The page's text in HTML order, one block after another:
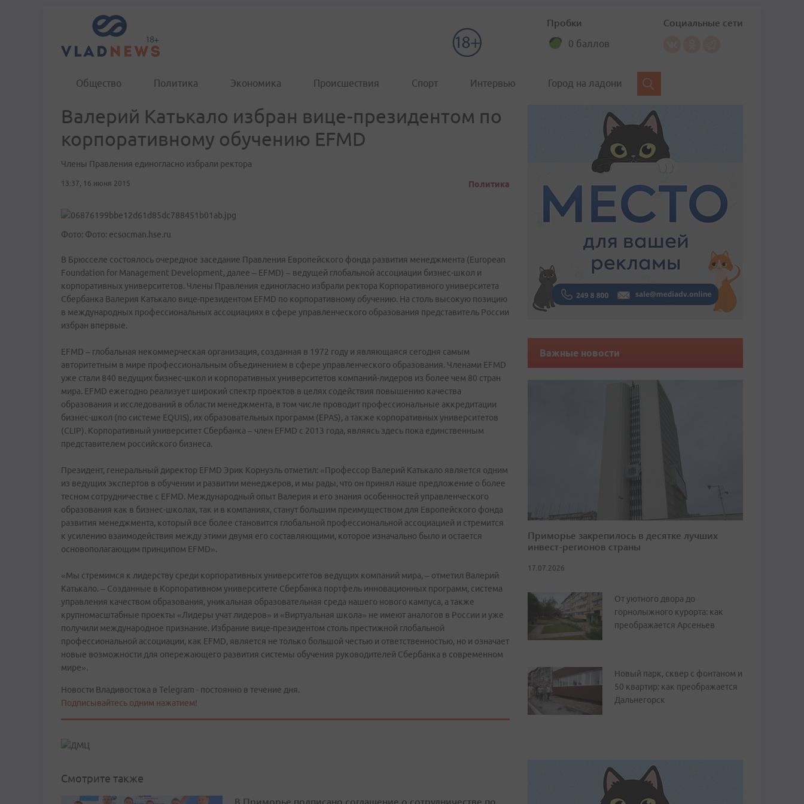
Пробки
0 баллов
Социальные сети
Общество Политика Экономика Происшествия Спорт Интервью Город на ладони
Валерий Катькало избран вице-президентом по
корпоративному обучению EFMD
Члены Правления единогласно избрали ректора
13:37, 16 июня 2015 Политика
Фото: Фото: ecsocman.hse.ru
В Брюсселе состоялось очередное заседание Правления Европейского фонда развития менеджмента (European
Foundation for Management Development, далее – EFMD) – ведущей глобальной ассоциации бизнес-школ и
корпоративных университетов. Члены Правления единогласно избрали ректора Корпоративного университета
Сбербанка Валерия Катькало вице-президентом EFMD по корпоративному обучению. На столь высокую позицию
в международных профессиональных ассоциациях в сфере управленческого образования представитель России
избран впервые.
EFMD – глобальная некоммерческая организация, созданная в 1972 году и являющаяся сегодня самым
авторитетным в мире профессиональным объединением в сфере управленческого образования. Членами EFMD
уже стали 840 ведущих бизнес-школ и корпоративных университетов компаний-лидеров из более чем 80 стран
мира. EFMD ежегодно реализует широкий спектр проектов в целях содействия повышению качества
образования и исследований в области менеджмента, в том числе проводит профессиональные аккредитации
бизнес-школ (по системе EQUIS), их образовательных программ (EPAS), а также корпоративных университетов
(CLIP). Корпоративный университет Сбербанка – член EFMD с 2013 года, являясь здесь пока единственным
представителем российского бизнеса.
Президент, генеральный директор EFMD Эрик Корнуэль отметил: «Профессор Валерий Катькало является одним
из ведущих экспертов в обучении и развитии менеджеров, и мы рады, что он принял наше предложение о более
тесном сотрудничестве с EFMD. Международный опыт Валерия и его знания особенностей управленческого
образования как в бизнес-школах, так и в компаниях, станут большим преимуществом для Европейского фонда
развития менеджмента, который все более становится глобальной профессиональной ассоциацией и стремится
к усилению взаимодействия между этими двумя его составляющими, которое изначально было и остается
основополагающим принципом EFMD».
«Мы стремимся к лидерству среди корпоративных университетов ведущих компаний мира, – отметил Валерий
Катькало. – Созданные в Корпоративном университете Сбербанка портфель инновационных программ, система
управления качеством образования, уникальная образовательная среда нашего нового кампуса, а также
крупномасштабные проекты «Лидеры учат лидеров» и «Виртуальная школа» не имеют аналогов в России и уже
получили международное признание. Избрание вице-президентом столь престижной глобальной
профессиональной ассоциации, как EFMD, является не только большой честью и ответственностью, но и означает
новые возможности для опережающего развития системы обучения руководителей Сбербанка в современном
мире».
Новости Владивостока в Telegram - постоянно в течение дня.
Подписывайтесь одним нажатием!
Смотрите также
Важные новости
Приморье закрепилось в десятке лучших
инвест-регионов страны
17.07.2026
От уютного двора до
горнолыжного курорта: как
преображается Арсеньев
Новый парк, сквер с фонтаном и
50 квартир: как преображается
Дальнегорск